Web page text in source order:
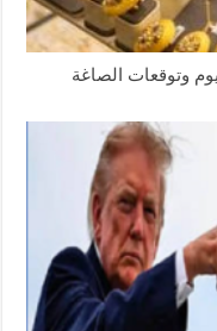
وتوقعات الصاغة